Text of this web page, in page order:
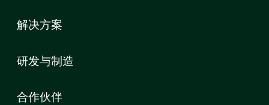
解决方案
研发与制造
合作伙伴